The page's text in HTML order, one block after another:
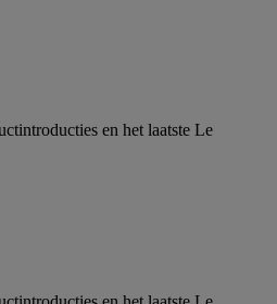
en het laatste Le